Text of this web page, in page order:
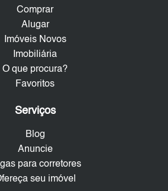
Comprar
Alugar
Imóveis Novos
Imobiliária
O que procura?
Favoritos
Serviços
Blog
Anuncie
para corretores
seu imóvel